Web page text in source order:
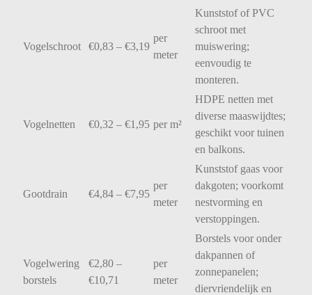
Vogelschroot €0,83 – €3,19
per
meter
KunststofofPVC
schroot met
muiswering;
eenvoudig te
monteren.
Vogelnetten €0,32 – €1,95 per m²
HDPE netten met
diverse maaswijdtes;
geschikt voor tuinen
en balkons.
Gootdrain €4,84 – €7,95
per
meter
Kunststof gaas voor
dakgoten; voorkomt
nestvorming en
verstoppingen.
Vogelwering
borstels
€2,80 –
€10,71
per
meter
Borstels voor onder
dakpannen of
zonnepanelen;
diervriendelijk en